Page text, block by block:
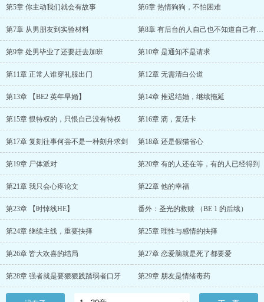
第5章 你主动我们就会有故事 第6章 热情狗狗，不怕困难
第7章 从男朋友到实验材料 第8章 有后台的人自己也不知道自己有后台
第9章 处男毕业了还要赶去加班 第10章 是通知不是请求
第11章 正常人谁穿礼服出门 第12章 无需清白公道
第13章 【BE2 英年早婚】 第14章 推迟结婚，继续拖延
第15章 恨特权的，只恨自己没有特权 第16章 滴，复活卡
第17章 复刻往事何尝不是一种刻舟求剑 第18章 还是假猫省心
第19章 尸体派对 第20章 有的人还在等，有的人已经得到
第21章 我只会心疼论文 第22章 他的幸福
第23章 【时悼线HE】 番外：圣光的救赎 （BE 1 的后续）
第24章 继续主线，重要抉择 第25章 理性与感情的抉择
第26章 皆大欢喜的结局 第27章 恋爱脑就是死了都要爱
第28章 强者就是要狠狠践踏弱者口牙 第29章 朋友是情绪毒药